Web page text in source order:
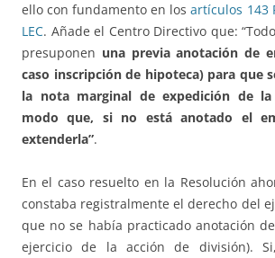
ello con fundamento en losartículos 143
LEC. Añade el Centro Directivo que:
presuponen una previa anotación de
caso inscripción de hipoteca) para que
la nota marginal de expedición de
modo que, si no está anotado el
extenderla”.
En el caso resuelto en la Resolución
constaba registralmente el derecho del
que no se había practicado anotación
ejercicio de la acción de división).